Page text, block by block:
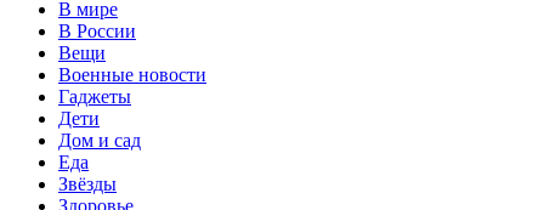
В мире
В России
Вещи
Военные новости
Гаджеты
Дети
Дом и сад
Еда
Звёзды
Здоровье